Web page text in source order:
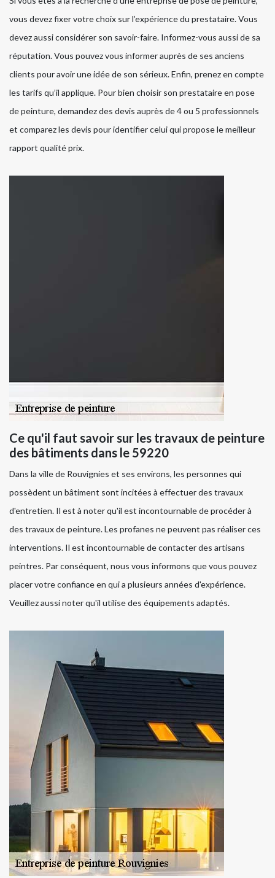
vous devez fixer votre choix sur l’expérience du prestataire. Vous
devez aussi considérer son savoir-faire. Informez-vous aussi de sa
réputation. Vous pouvez vous informer auprès de ses anciens
clients pour avoir une idée de son sérieux. Enfin, prenez en compte
les tarifs qu’il applique. Pour bien choisir son prestataire en pose
de peinture, demandez des devis auprès de 4 ou 5 professionnels
et comparez les devis pour identifier celui qui propose le meilleur
rapport qualité prix.
Ce qu'il faut savoir sur les travaux de peinture
des bâtiments dans le 59220
Dans la ville de Rouvignies et ses environs, les personnes qui
possèdent un bâtiment sont incitées à effectuer des travaux
d'entretien. Il est à noter qu'il est incontournable de procéder à
des travaux de peinture. Les profanes ne peuvent pas réaliser ces
interventions. Il est incontournable de contacter des artisans
peintres. Par conséquent, nous vous informons que vous pouvez
placer votre confiance en qui a plusieurs années d'expérience.
Veuillez aussi noter qu'il utilise des équipements adaptés.